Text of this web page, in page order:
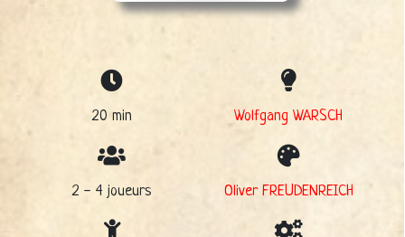
20 min
2 - 4 joueurs
Wolfgang WARSCH
Oliver FREUDENREICH